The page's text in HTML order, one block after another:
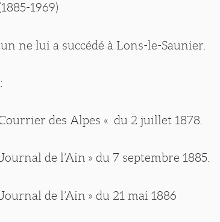
1969)
ne lui a succédé à Lons-le-Saunier.
des Alpes « du 2 juillet 1878.
de l’Ain » du 7 septembre 1885.
de l’Ain » du 21 mai 1886